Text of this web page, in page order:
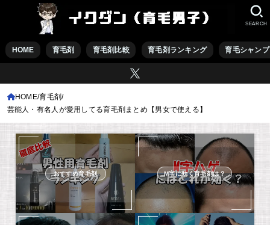
HOME 育毛剤 育毛剤比較 育毛剤ランキング 育毛シャン
SEARCH
HOME 育毛剤
芸能人・有名人が愛用してる育毛剤まとめ【男女で使える】
おすすめ育毛剤 M字に効く育毛剤は？